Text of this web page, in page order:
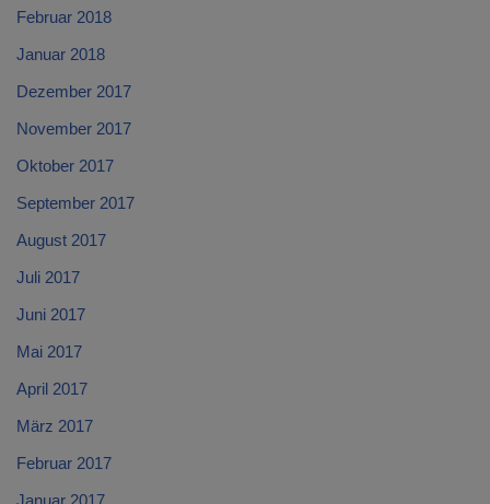
Februar 2018
Januar 2018
Dezember 2017
November 2017
Oktober 2017
September 2017
August 2017
Juli 2017
Juni 2017
Mai 2017
April 2017
März 2017
Februar 2017